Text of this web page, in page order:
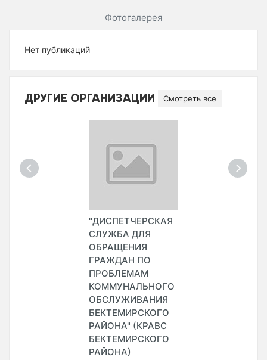
Фотогалерея
Нет публикаций
ДРУГИЕ ОРГАНИЗАЦИИ Смотреть все
"ДИСПЕТЧЕРСКАЯ
СЛУЖБА ДЛЯ
ОБРАЩЕНИЯ
ГРАЖДАН ПО
ПРОБЛЕМАМ
КОММУНАЛЬНОГО
ОБСЛУЖИВАНИЯ
БЕКТЕМИРСКОГО
РАЙОНА" (КРАВС
БЕКТЕМИРСКОГО
РАЙОНА)